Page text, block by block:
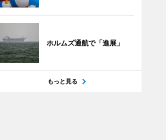
ホルムズ通航で「進展」
もっと見る